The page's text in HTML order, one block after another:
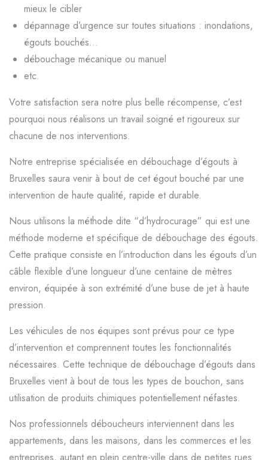
mieux le cibler
dépannage d’urgence sur toutes situations : inondations,
égouts bouchés…
débouchage mécanique ou manuel
etc.
Votre satisfaction sera notre plus belle récompense, c’est
pourquoi nous réalisons un travail soigné et rigoureux sur
chacune de nos interventions.
Notre entreprise spécialisée en débouchage d’égouts à
Bruxelles saura venir à bout de cet égout bouché par une
intervention de haute qualité, rapide et durable.
Nous utilisons la méthode dite “d’hydrocurage” qui est une
méthode moderne et spécifique de débouchage des égouts.
Cette pratique consiste en l’introduction dans les égouts d’un
câble flexible d’une longueur d’une centaine de mètres
environ, équipée à son extrémité d’une buse de jet à haute
pression.
Les véhicules de nos équipes sont prévus pour ce type
d’intervention et comprennent toutes les fonctionnalités
nécessaires. Cette technique de débouchage d’égouts dans
Bruxelles vient à bout de tous les types de bouchon, sans
utilisation de produits chimiques potentiellement néfastes.
Nos professionnels déboucheurs interviennent dans les
appartements, dans les maisons, dans les commerces et les